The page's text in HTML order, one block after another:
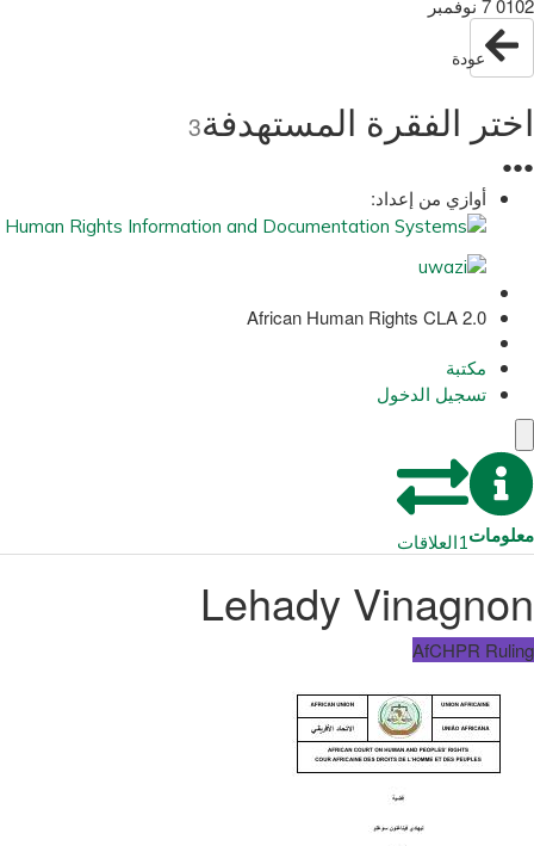
0102 ‫ نوفمبر‬7
عودة
اختر الفقرة المستهدفة3
●
●
●
أوازي من إعداد:
African Human Rights CLA 2.0
مكتبة
تسجيل الدخول
معلومات1العلاقات
Lehady Vinagnon
AfCHPR Ruling